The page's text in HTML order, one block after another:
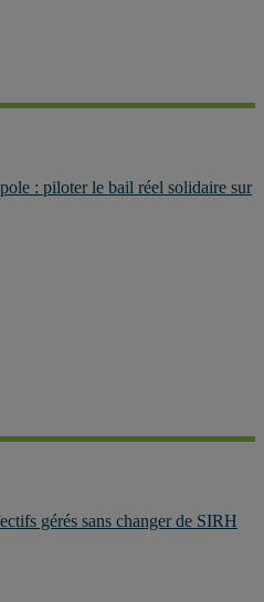
: piloter le bail réel solidaire sur
gérés sans changer de SIRH